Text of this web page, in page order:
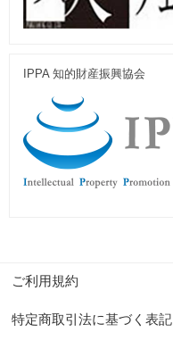
IPPA 知的財産振興協会
ご利用規約
特定商取引法に基づく表記